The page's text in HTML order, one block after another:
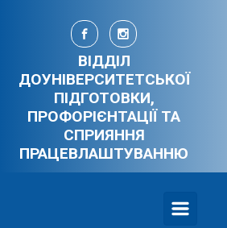
Skip to main content
ВІДДІЛ
ДОУНІВЕРСИТЕТСЬКОЇ
ПІДГОТОВКИ,
ПРОФОРІЄНТАЦІЇ ТА
СПРИЯННЯ
ПРАЦЕВЛАШТУВАННЮ